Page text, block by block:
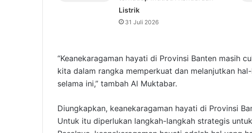
Listrik
31 Juli 2026
“Keanekaragaman hayati di Provinsi Banten masih
kita dalam rangka memperkuat dan melanjutkan
selama ini,” tambah Al Muktabar.
Diungkapkan, keanekaragaman hayati di Provinsi
Untuk itu diperlukan langkah-langkah strategis